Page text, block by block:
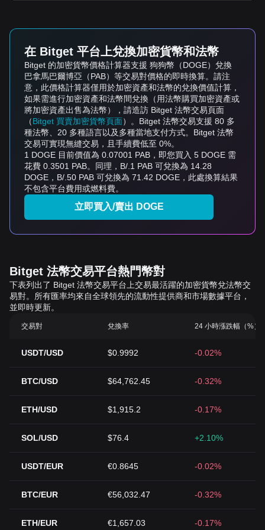
在 Bitget 平台上兌換加密貨幣和法幣
Bitget 的加密貨幣價格計算器支援 狗狗幣（DOGE）兌換
巴拿馬巴爾博亞（PAB）等交易對價格的即時換算。請注
意，此價格計算器僅用於加密資產和法幣的兌換價值計算，
如果需進行加密資產和法幣間兌換（用法幣購買加密資產或
將加密資產出售為法幣），請造訪 Bitget 法幣交易頁面
（Bitget 買賣加密貨幣頁面）。Bitget 法幣交易支援 80 多
種法幣、20 多種語言以及多種當地支付方式。Bitget 法幣
交易可實現無縫交易，且手續費低至 0%。
1 DOGE 目前價值為 0.07001 PAB，即您買入 5 DOGE 需
花費 0.3501 PAB。同理，B/.1 PAB 可兌換為 14.28
DOGE，B/.50 PAB 可兌換為 71.42 DOGE，此處換算結果
不包含平台費用或燃料費。
立即買入/賣出 DOGE
Bitget 法幣交易平台熱門幣對
下表列出了 Bitget 法幣交易平台上交易最活躍的加密貨幣兌法幣交
易對。所有匯率均來自全球領先的流動性提供商和市場數據平台，
並即時更新。
交易對 兌換率 24 小時漲跌幅（%）
USDT/USD $0.9992 -0.02%
BTC/USD $64,762.45 -0.32%
ETH/USD $1,915.2 -0.17%
SOL/USD $76.4 +2.10%
USDT/EUR €0.8645 -0.02%
BTC/EUR €56,032.47 -0.32%
ETH/EUR €1,657.03 -0.17%